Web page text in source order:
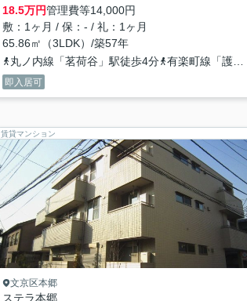
南北線「後楽園」駅徒歩8分
18.5万円管理費等14,000円
敷：1ヶ月 / 保：- / 礼：1ヶ月
65.86㎡（3LDK）/築57年
丸ノ内線「茗荷谷」駅徒歩4分
有楽町線「護国寺」駅徒歩8分
即入居可
賃貸マンション
文京区本郷
ステラ本郷